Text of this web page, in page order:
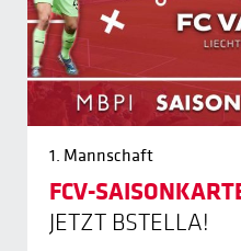
1. Mannschaft
FCV-
JETZT BSTELLA!